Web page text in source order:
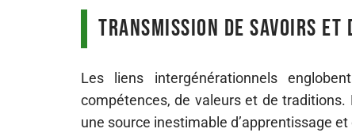
Transmission de savoirs et
Les liens intergénérationnels
compétences, de valeurs et de
une source inestimable d’apprentissage et